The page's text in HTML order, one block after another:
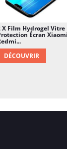
X Film Hydrogel Vitre
Écran
DÉCOUVRIR